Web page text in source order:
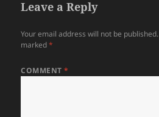
Leave a Reply
Your email address will not be published.
marked*
COMMENT*